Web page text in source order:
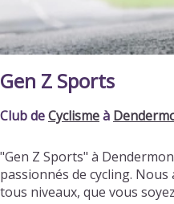
Gen Z Sports
Club deCyclismeà
"Gen Z Sports" à
passionnés de cycling.
tous niveaux, que vous